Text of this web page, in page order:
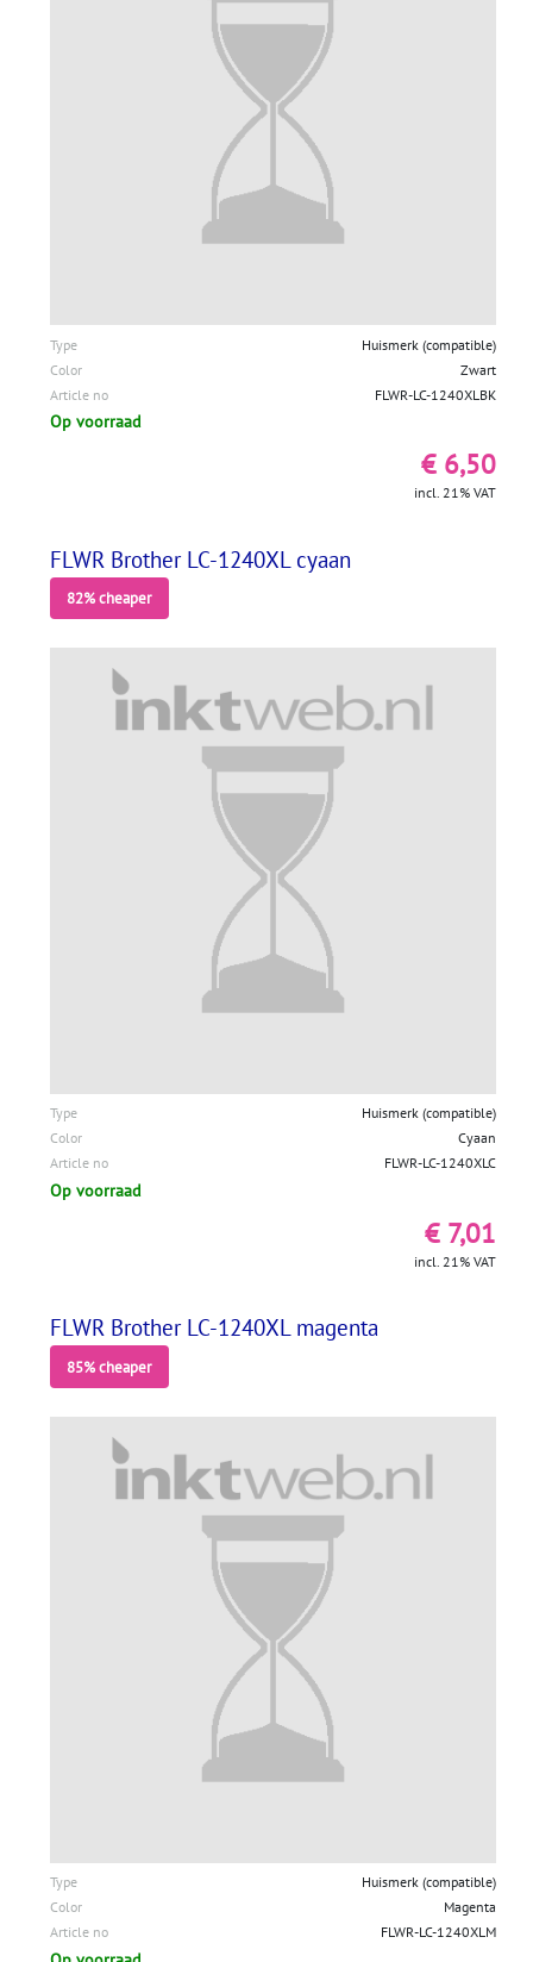
Type
Huismerk (compatible)
Color
Zwart
Article no
FLWR-LC-1240XLBK
Op voorraad
€ 6,50
incl. 21% VAT
FLWR Brother LC-1240XL cyaan
82% cheaper
Type
Huismerk (compatible)
Color
Cyaan
Article no
FLWR-LC-1240XLC
Op voorraad
€ 7,01
incl. 21% VAT
FLWR Brother LC-1240XL magenta
85% cheaper
Type
Huismerk (compatible)
Color
Magenta
Article no
FLWR-LC-1240XLM